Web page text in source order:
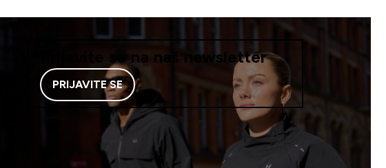
Prijavite se na naš newsletter
PRIJAVITE SE